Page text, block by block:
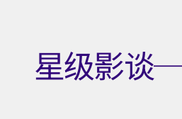
19.06.2026 (五) 下午2时
香港电影资料馆电影院
星级影谈